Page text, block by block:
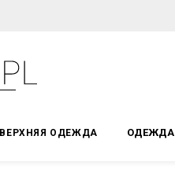
ВЕРХНЯЯ ОДЕЖДА ОДЕЖДА